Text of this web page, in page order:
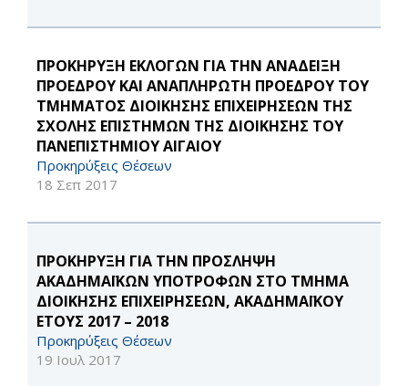
ΠΡΟΚΗΡΥΞΗ ΕΚΛΟΓΩΝ ΓΙΑ ΤΗΝ ΑΝΑΔΕΙΞΗ
ΠΡΟΕΔΡΟΥ ΚΑΙ ΑΝΑΠΛΗΡΩΤΗ ΠΡΟΕΔΡΟΥ ΤΟΥ
ΤΜΗΜΑΤΟΣ ΔΙΟΙΚΗΣΗΣ ΕΠΙΧΕΙΡΗΣΕΩΝ ΤΗΣ
ΣΧΟΛΗΣ ΕΠΙΣΤΗΜΩΝ ΤΗΣ ΔΙΟΙΚΗΣΗΣ ΤΟΥ
ΠΑΝΕΠΙΣΤΗΜΙΟΥ ΑΙΓΑΙΟΥ
Προκηρύξεις Θέσεων
18 Σεπ 2017
ΠΡΟΚΗΡΥΞΗ ΓΙΑ ΤΗΝ ΠΡΟΣΛΗΨΗ
ΑΚΑΔΗΜΑΪΚΩΝ ΥΠΟΤΡΟΦΩΝ ΣΤΟ ΤΜΗΜΑ
ΔΙΟΙΚΗΣΗΣ ΕΠΙΧΕΙΡΗΣΕΩΝ, ΑΚΑΔΗΜΑΪΚΟΥ
ΕΤΟΥΣ 2017 – 2018
Προκηρύξεις Θέσεων
19 Ιουλ 2017